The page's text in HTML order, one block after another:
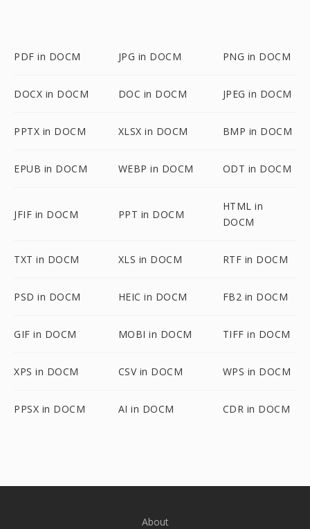
PDF in DOCM JPG in DOCM PNG in DOCM
DOCX in DOCM DOC in DOCM JPEG in DOCM
PPTX in DOCM XLSX in DOCM BMP in DOCM
EPUB in DOCM WEBP in DOCM ODT in DOCM
JFIF in DOCM PPT in DOCM
HTML in
DOCM
TXT in DOCM XLS in DOCM RTF in DOCM
PSD in DOCM HEIC in DOCM FB2 in DOCM
GIF in DOCM MOBI in DOCM TIFF in DOCM
XPS in DOCM CSV in DOCM WPS in DOCM
PPSX in DOCM AI in DOCM CDR in DOCM
About